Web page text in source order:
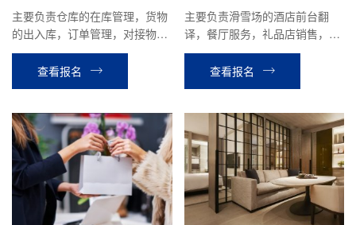
主要负责仓库的在库管理，货物
的出入库，订单管理，对接物流
公司等工作。
查看报名
主要负责滑雪场的酒店前台翻
译，餐厅服务，礼品店销售，学
具租赁等相关工作。
查看报名